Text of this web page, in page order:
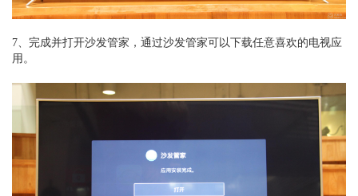
7、完成并打开沙发管家，通过沙发管家可以下载任意喜欢的电视应
用。